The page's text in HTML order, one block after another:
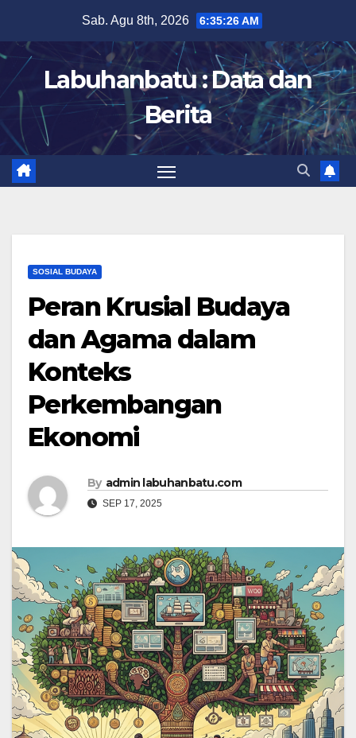
content
Sab. Agu 8th, 2026 6:35:27 AM
Labuhanbatu : Data dan
Berita
SOSIAL BUDAYA
Peran Krusial Budaya
dan Agama dalam
Konteks
Perkembangan
Ekonomi
By admin labuhanbatu.com
SEP 17, 2025